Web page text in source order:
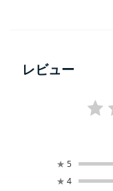
レビュー
★ 5
★ 4